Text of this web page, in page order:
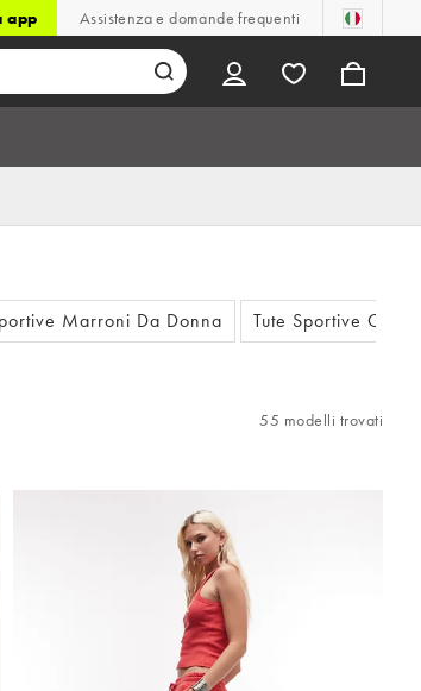
app Assistenza e domande frequenti
Marroni Da Donna Tute Sportive
55 modelli trovati